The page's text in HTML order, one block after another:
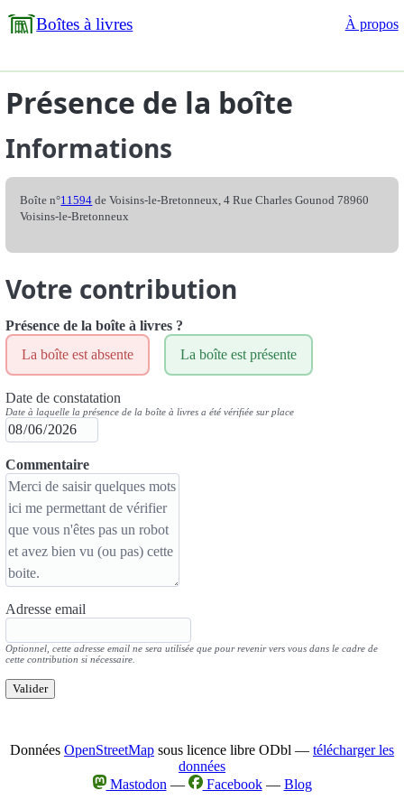
Boîtes à livres À propos
Présence de la boîte
Informations
Boîte n°11594 de Voisins-le-Bretonneux, 4 Rue Charles Gounod 78960
Voisins-le-Bretonneux
Votre contribution
Présence de la boîte à livres ?
La boîte est absente
La boîte est présente
Date de constatation
Date à laquelle la présence de la boîte à livres a été vérifiée sur place
Commentaire
Adresse email
Optionnel, cette adresse email ne sera utilisée que pour revenir vers vous dans le cadre de
cette contribution si nécessaire.
Valider
Données OpenStreetMap sous licence libre ODbl — télécharger les
données
Mastodon — Facebook— Blog